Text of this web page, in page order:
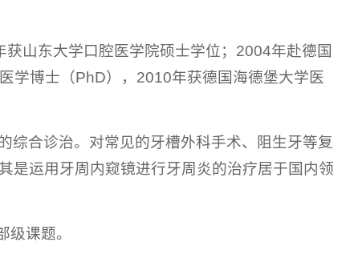
山东大学口腔医学院硕士学位；2004年赴德国
学博士（PhD），2010年获德国海德堡大学医
综合诊治。对常见的牙槽外科手术、阻生牙等复
是运用牙周内窥镜进行牙周炎的治疗居于国内领
课题。